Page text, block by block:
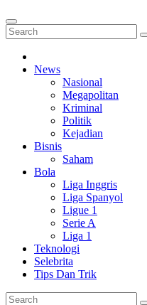
News
Nasional
Megapolitan
Kriminal
Politik
Kejadian
Bisnis
Saham
Bola
Liga Inggris
Liga Spanyol
Ligue 1
Serie A
Liga 1
Teknologi
Selebrita
Tips Dan Trik